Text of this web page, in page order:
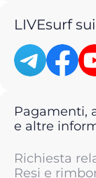
LIVEsurf
Pagamenti,
e altre
Richiesta
Resi e